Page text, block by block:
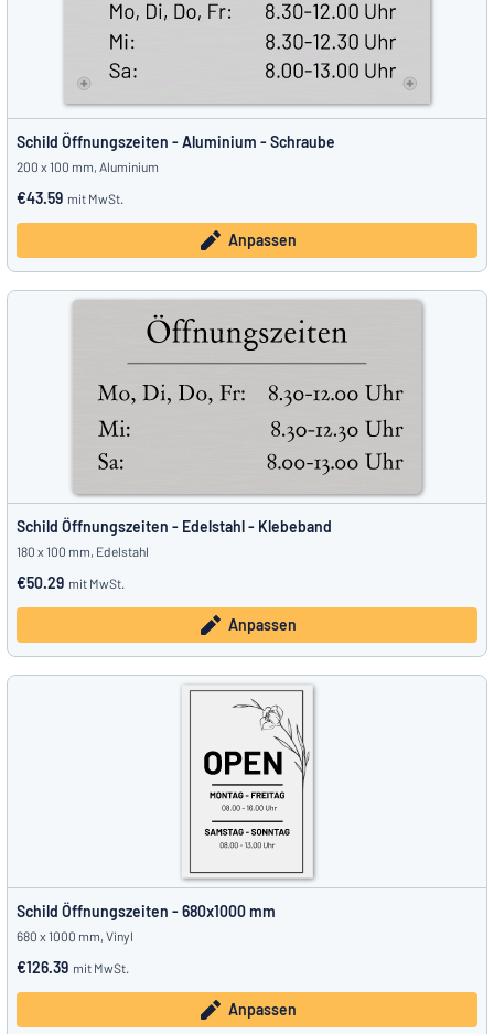
Schild Öffnungszeiten - Aluminium - Schraube
200 x 100 mm, Aluminium
€43.59 mit MwSt.
Anpassen
Schild Öffnungszeiten - Edelstahl - Klebeband
180 x 100 mm, Edelstahl
€50.29 mit MwSt.
Anpassen
Schild Öffnungszeiten - 680x1000 mm
680 x 1000 mm, Vinyl
€126.39 mit MwSt.
Anpassen